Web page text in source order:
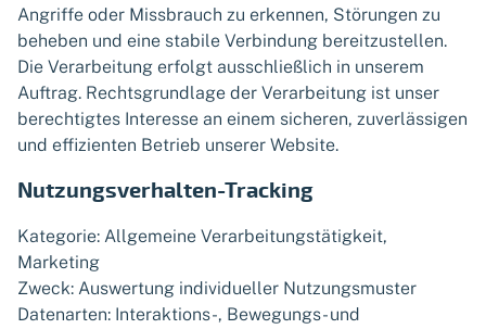
Angriffe oder Missbrauch zu erkennen, Störungen zu
beheben und eine stabile Verbindung bereitzustellen.
Die Verarbeitung erfolgt ausschließlich in unserem
Auftrag. Rechtsgrundlage der Verarbeitung ist unser
berechtigtes Interesse an einem sicheren, zuverlässigen
und effizienten Betrieb unserer Website.
Nutzungsverhalten-Tracking
Kategorie: Allgemeine Verarbeitungstätigkeit,
Marketing
Zweck: Auswertung individueller Nutzungsmuster
Datenarten: Interaktions-, Bewegungs- und